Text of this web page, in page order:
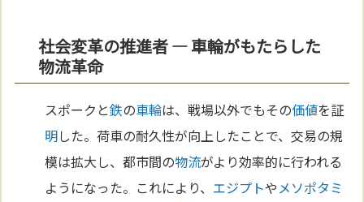
社会変革の推進者 ― 車輪がもたらした
物流革命
スポークと鉄の車輪は、戦場以外でもその価値を証
明した。荷車の耐久性が向上したことで、交易の規
模は拡大し、都市間の物流がより効率的に行われる
ようになった。これにより、 エジプトやメソポタミ